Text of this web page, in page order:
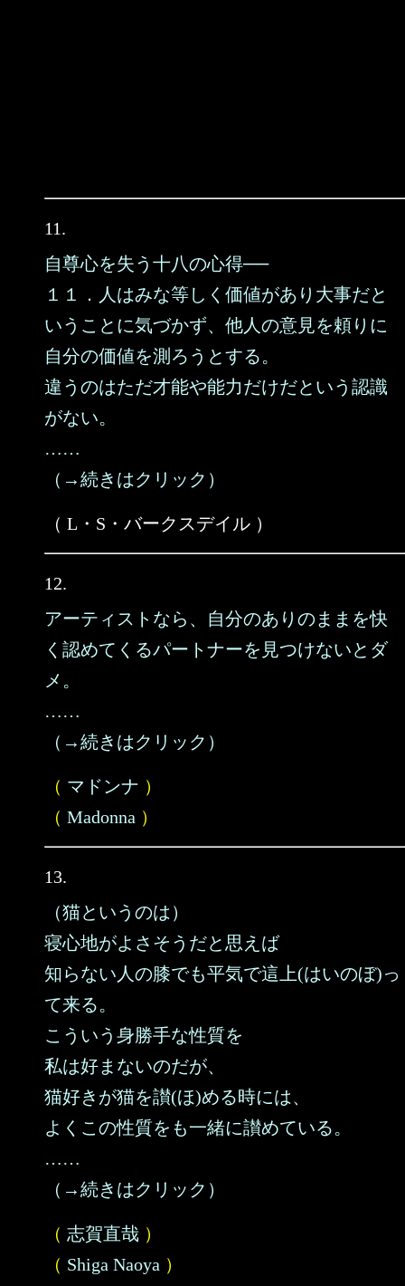
11.
自尊心を失う十八の心得──
１１．人はみな等しく価値があり大事だと
いうことに気づかず、他人の意見を頼りに
自分の価値を測ろうとする。
違うのはただ才能や能力だけだという認識
がない。
……
（→続きはクリック）
（ L・S・バークスデイル ）
12.
アーティストなら、自分のありのままを快
く認めてくるパートナーを見つけないとダ
メ。
……
（→続きはクリック）
（ マドンナ ）
（ Madonna ）
13.
（猫というのは）
寝心地がよさそうだと思えば
知らない人の膝でも平気で這上(はいのぼ)っ
て来る。
こういう身勝手な性質を
私は好まないのだが、
猫好きが猫を讃(ほ)める時には、
よくこの性質をも一緒に讃めている。
……
（→続きはクリック）
（ 志賀直哉 ）
（ Shiga Naoya ）